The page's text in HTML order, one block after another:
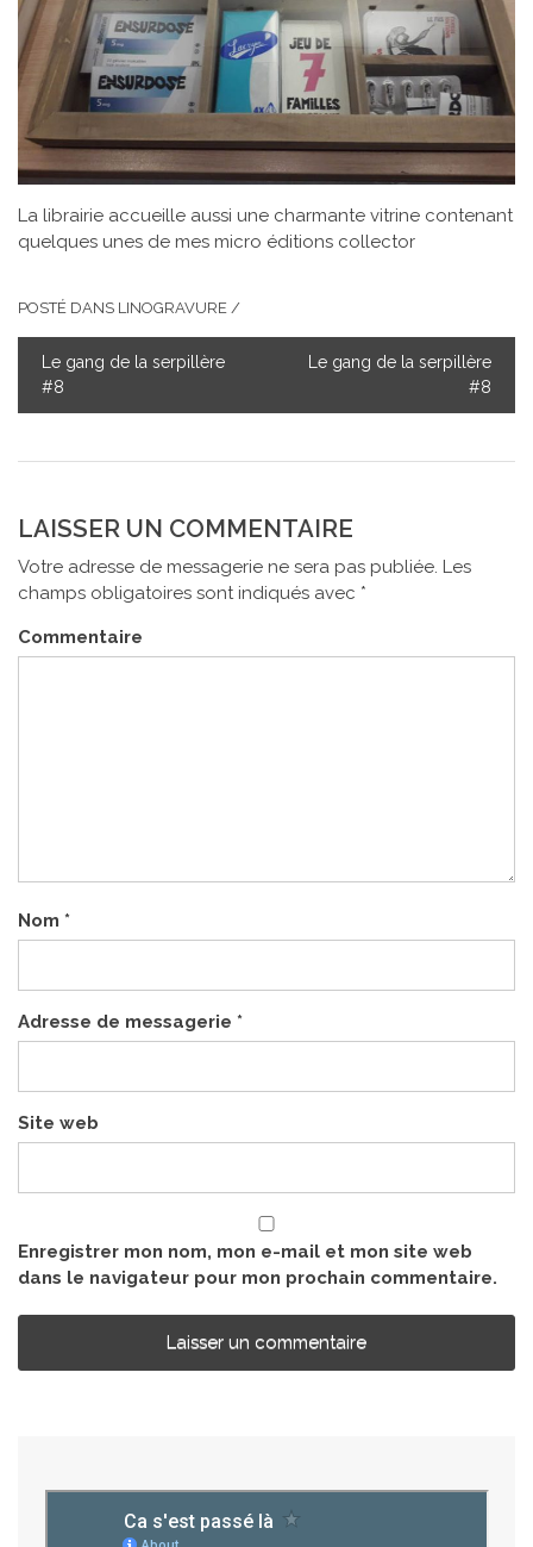
La librairie accueille aussi une charmante vitrine contenant
quelques unes de mes micro éditions collector
POSTÉ DANS LINOGRAVURE /
NAVIGATION
DE
L’ARTICLE
Le gang de la serpillère
#8
Le gang de la serpillère
#8
LAISSER UN COMMENTAIRE
Votre adresse de messagerie ne sera pas publiée. Les
champs obligatoires sont indiqués avec *
Commentaire
Nom *
Adresse de messagerie *
Site web
Enregistrer mon nom, mon e-mail et mon site web
dans le navigateur pour mon prochain commentaire.